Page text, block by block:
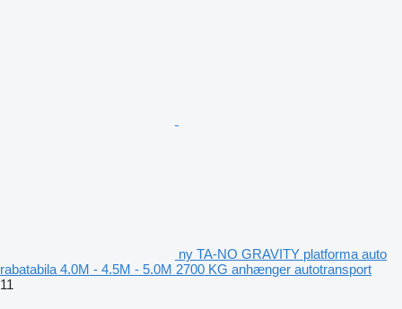
ny TA-NO GRAVITY platforma auto
rabatabila 4.0M - 4.5M - 5.0M 2700 KG anhænger autotransport
11